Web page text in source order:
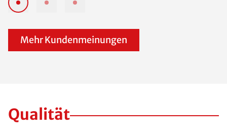
Mehr Kundenmeinungen
Qualität